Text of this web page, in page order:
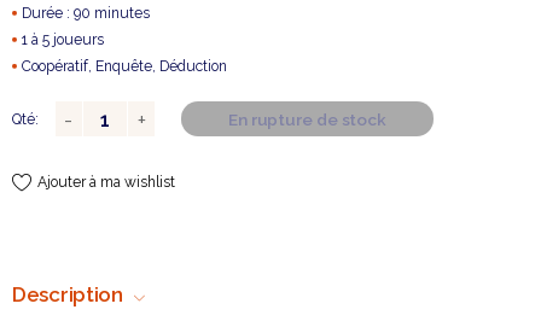
Durée : 90 minutes
1 à 5 joueurs
Coopératif, Enquête, Déduction
Qté: En rupture de stock
Ajouter à ma wishlist
Description